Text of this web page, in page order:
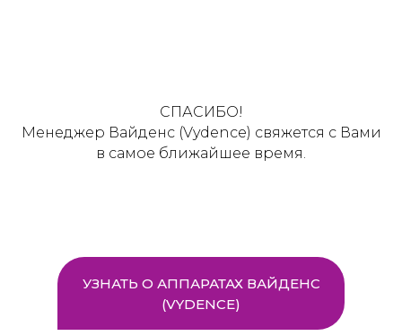
СПАСИБО!
Менеджер Вайденс (Vydence) свяжется с Вами
в самое ближайшее время.
УЗНАТЬ О АППАРАТАХ ВАЙДЕНС
(VYDENCE)